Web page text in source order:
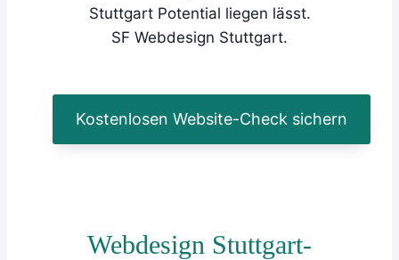
Stuttgart Potential liegen lässt.
SF Webdesign Stuttgart.
Kostenlosen Website-Check sichern
Webdesign Stuttgart-